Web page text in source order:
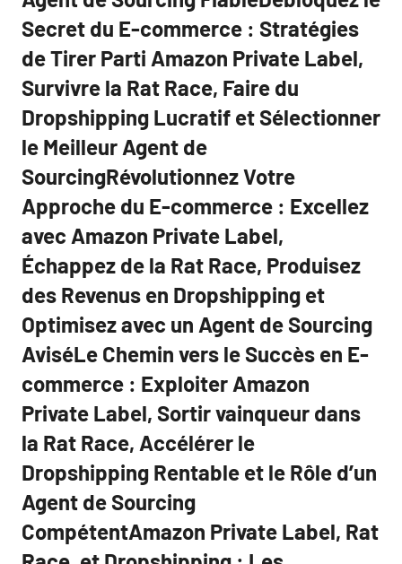
Secret du E-commerce : Stratégies
de Tirer Parti Amazon Private Label,
Survivre la Rat Race, Faire du
Dropshipping Lucratif et Sélectionner
le Meilleur Agent de
SourcingRévolutionnez Votre
Approche du E-commerce : Excellez
avec Amazon Private Label,
Échappez de la Rat Race, Produisez
des Revenus en Dropshipping et
Optimisez avec un Agent de Sourcing
AviséLe Chemin vers le Succès en E-
commerce : Exploiter Amazon
Private Label, Sortir vainqueur dans
la Rat Race, Accélérer le
Dropshipping Rentable et le Rôle d’un
Agent de Sourcing
CompétentAmazon Private Label, Rat